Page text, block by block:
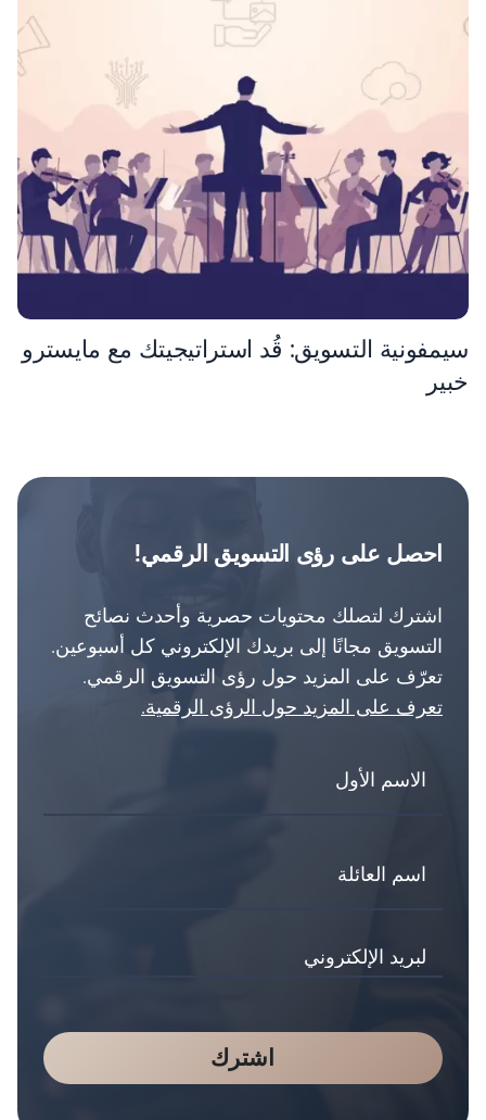
سيمفونية التسويق: قُد استراتيجيتك مع مايسترو
خبير
احصل على رؤى التسويق الرقمي!
اشترك لتصلك محتويات حصرية وأحدث نصائح
التسويق مجانًا إلى بريدك الإلكتروني كل أسبوعين.
تعرّف على المزيد حول رؤى التسويق الرقمي.
تعرف على المزيد حول الرؤى الرقمية.
اشترك